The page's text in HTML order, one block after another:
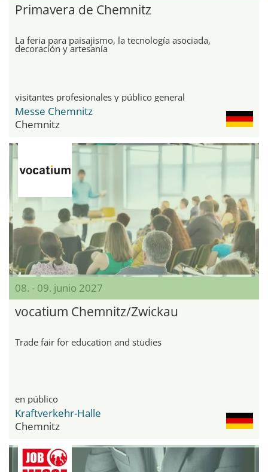
Primavera de Chemnitz
La feria para paisajismo, la tecnología asociada,
decoración y artesanía
visitantes profesionales y público general
Messe Chemnitz
Chemnitz
08. - 09. junio 2027
vocatium Chemnitz/Zwickau
Trade fair for education and studies
en público
Kraftverkehr-Halle
Chemnitz